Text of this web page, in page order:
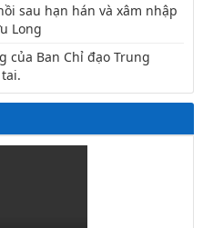
sau hạn hán và xâm nhập
Long
của Ban Chỉ đạo Trung